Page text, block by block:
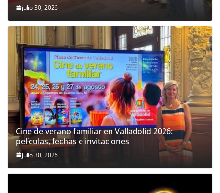
julio 30, 2026
Cine de verano familiar en Valladolid 2026:
películas, fechas e invitaciones
julio 30, 2026